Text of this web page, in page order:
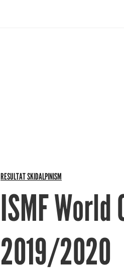
RESULTAT SKIDALPINISM
ISMF World
2019/2020